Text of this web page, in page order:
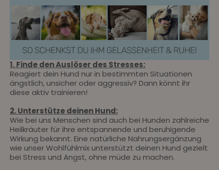
1. Finde den Auslöser des Stresses:
Reagiert dein Hund nur in bestimmten Situationen
ängstlich, unsicher oder aggressiv? Dann könnt ihr
diese aktiv trainieren!
2. Unterstütze deinen Hund:
Wie bei uns Menschen sind auch bei Hunden zahlreiche
Heilkräuter für ihre entspannende und beruhigende
Wirkung bekannt. Eine natürliche Nahrungsergänzung
wie unserWohlfühlmix unterstützt deinen Hund gezielt
bei Stress und Angst, ohne müde zu machen.